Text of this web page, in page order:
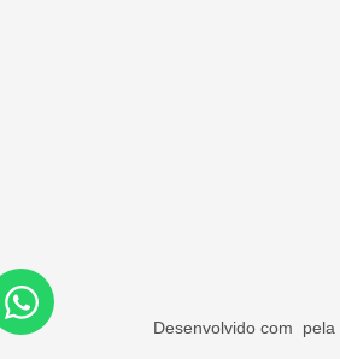
Desenvolvido com pela